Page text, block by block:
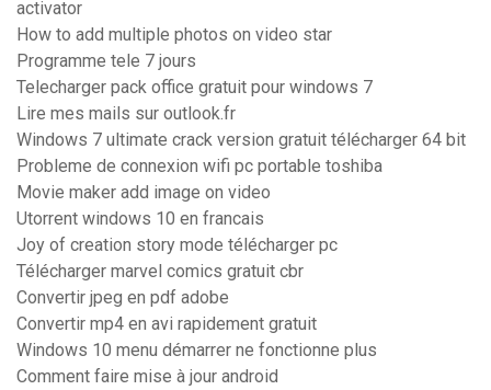
activator
How to add multiple photos on video star
Programme tele 7 jours
Telecharger pack office gratuit pour windows 7
Lire mes mails sur outlook.fr
Windows 7 ultimate crack version gratuit télécharger 64 bit
Probleme de connexion wifi pc portable toshiba
Movie maker add image on video
Utorrent windows 10 en francais
Joy of creation story mode télécharger pc
Télécharger marvel comics gratuit cbr
Convertir jpeg en pdf adobe
Convertir mp4 en avi rapidement gratuit
Windows 10 menu démarrer ne fonctionne plus
Comment faire mise à jour android